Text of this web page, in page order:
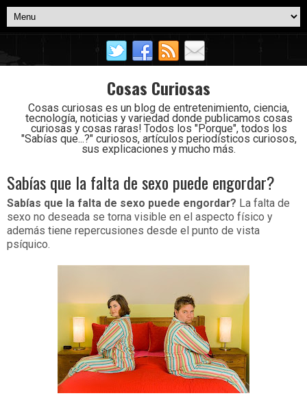
Cosas Curiosas
Cosas curiosas es un blog de entretenimiento, ciencia,
tecnología, noticias y variedad donde publicamos cosas
curiosas y cosas raras! Todos los "Porque", todos los
"Sabías que...?" curiosos, artículos periodísticos curiosos,
sus explicaciones y mucho más.
Sabías que la falta de sexo puede engordar?
Sabías que la falta de sexo puede engordar? La falta de
sexo no deseada se torna visible en el aspecto físico y
además tiene repercusiones desde el punto de vista
psíquico.